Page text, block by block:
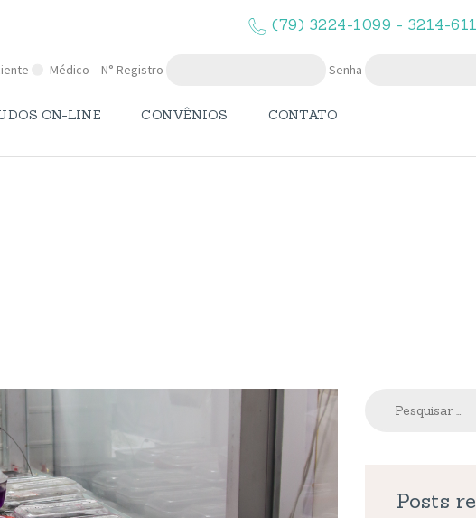
(79) 3224-1099 - 3214-
Médico N° Registro Senha
ON-LINE CONVÊNIOS CONTATO
EXAMES
LAUDOS ON-
LINE
Posts